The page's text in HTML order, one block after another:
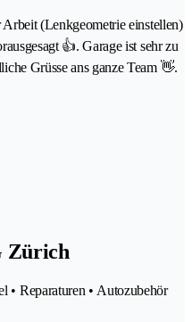
(Lenkgeometrie einstellen)
👍. Garage ist sehr zu
Grüsse ans ganze Team 👋.
Zürich
• Reparaturen • Autozubehör